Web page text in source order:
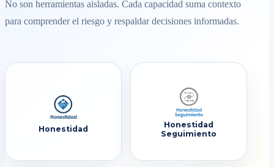
No son herramientas aisladas. Cada capacidad suma contexto
para comprender el riesgo y respaldar decisiones informadas.
Honestidad
Honestidad
Seguimiento